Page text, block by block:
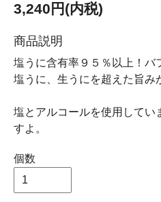
3,240円(内税)
商品説明
塩うに含有率９５％以上！バ
塩うに、生うにを超えた旨み
塩とアルコールを使用してい
すよ。
個数